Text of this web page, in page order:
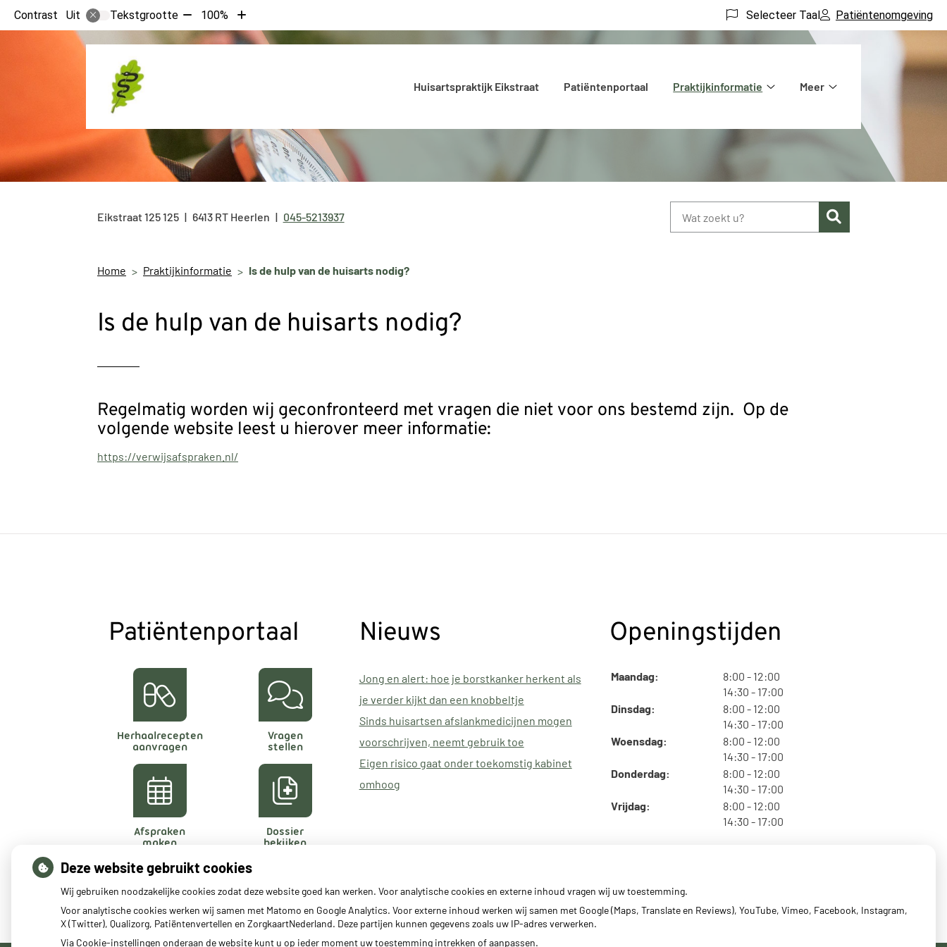
Contrast Uit Tekstgrootte Tekst
verkleinen
met
100%
Tekst
vergroten
met
Selecteer Taal Patiëntenomgeving
Huisartspraktijk Eikstraat Patiëntenportaal
Praktijkinformatie
Meer
Eikstraat 125125 6413 RT Heerlen Tel:
045-5213937
Home Praktijkinformatie Is de hulp van de huisarts nodig?
Is de hulp van de huisarts nodig?
Regelmatig worden wij geconfronteerd met vragen die niet voor ons bestemd zijn. Op de
volgende website leest u hierover meer informatie:
https://verwijsafspraken.nl/
Patiëntenportaal
Herhaalrecepten
aanvragen
Vragen
stellen
Afspraken
maken
Dossier
bekijken
Nieuws
Jong en alert: hoe je borstkanker herkent als
je verder kijkt dan een knobbeltje
Sinds huisartsen afslankmedicijnen mogen
voorschrijven, neemt gebruik toe
Eigen risico gaat onder toekomstig kabinet
omhoog
Openingstijden
Maandag: 8:00 tot
- 12:00
14:30 tot
- 17:00
Dinsdag:
8:00 tot
- 12:00
14:30 tot
- 17:00
Woensdag:
8:00 tot
- 12:00
14:30 tot
- 17:00
Donderdag:
8:00 tot
- 12:00
14:30 tot
- 17:00
Vrijdag:
8:00 tot
- 12:00
14:30 tot
- 17:00
Deze website gebruikt cookies
Wij gebruiken noodzakelijke cookies zodat deze website goed kan werken. Voor analytische cookies en externe inhoud vragen wij uw toestemming.
Voor analytische cookies werken wij samen met Matomo en Google Analytics. Voor externe inhoud werken wij samen met Google (Maps, Translate en Reviews), YouTube, Vimeo, Facebook, Instagram,
X (Twitter), Qualizorg, Patiëntenvertellen en ZorgkaartNederland. Deze partijen kunnen gegevens zoals uw IP-adres verwerken.
Via Cookie-instellingen onderaan de website kunt u op ieder moment uw toestemming intrekken of aanpassen.